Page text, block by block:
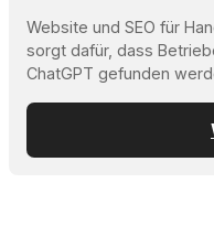
Website und SEO für
sorgt dafür, dass
ChatGPT gefunden